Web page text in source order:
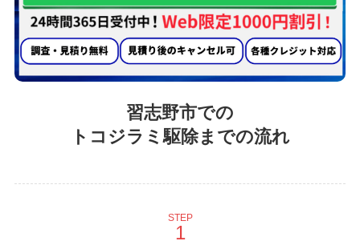
習志野市での
トコジラミ駆除までの流れ
STEP